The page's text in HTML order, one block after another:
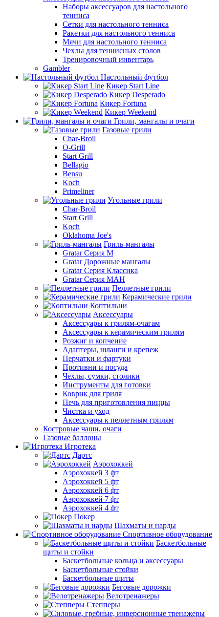
Наборы аксессуаров для настольного
тенниса
Сетки для настольного тенниса
Ракетки для настольного тенниса
Мячи для настольного тенниса
Чехлы для теннисных столов
Тренировочный инвентарь
Gambler
Настольный футбол
Кикер Start Line
Кикер Desperado
Кикер Fortuna
Кикер Weekend
Грили, мангалы и очаги
Газовые грили
Char-Broil
O-Grill
Start Grill
Bellagio
Bensu
Koch
Primeliner
Угольные грили
Char-Broil
Start Grill
Koch
Oklahoma Joe's
Гриль-мангалы
Gratar Серия M
Gratar Дорожные мангалы
Gratar Серия Классика
Gratar Серия МАН
Пеллетные грили
Керамические грили
Коптильни
Аксессуары
Аксессуары к грилям-очагам
Аксессуары к керамическим грилям
Розжиг и копчение
Адаптеры, шланги и крепеж
Перчатки и фартуки
Противни и посуда
Чехлы, сумки, столики
Инструменты для готовки
Коврик для гриля
Печь для приготовления пиццы
Чистка и уход
Аксессуары к пеллетным грилям
Костровые чаши, очаги
Газовые баллоны
Игротека
Дартс
Аэрохоккей
Аэрохоккей 3 фт
Аэрохоккей 5 фт
Аэрохоккей 6 фт
Аэрохоккей 7 фт
Аэрохоккей 4 фт
Покер
Шахматы и нарды
Спортивное оборудование
Баскетбольные
щиты и стойки
Баскетбольные кольца и аксессуары
Баскетбольные стойки
Баскетбольные щиты
Беговые дорожки
Велотренажеры
Степперы